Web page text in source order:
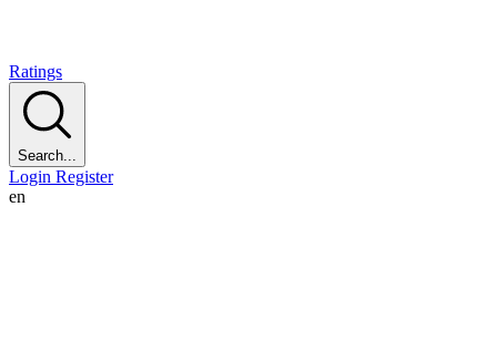
Ratings
Search...
Login Register
en